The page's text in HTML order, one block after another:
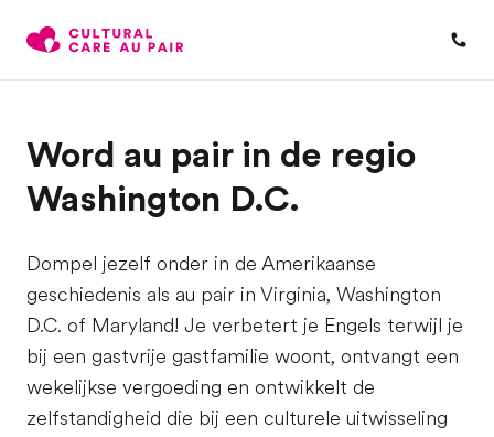
Word au pair in de regio
Washington D.C.
Dompel jezelf onder in de Amerikaanse
geschiedenis als au pair in Virginia, Washington
D.C. of Maryland! Je verbetert je Engels terwijl je
bij een gastvrije gastfamilie woont, ontvangt een
wekelijkse vergoeding en ontwikkelt de
zelfstandigheid die bij een culturele uitwisseling